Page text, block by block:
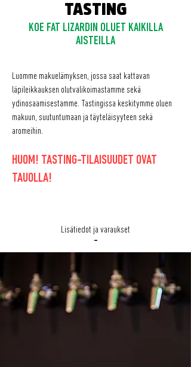
TASTING
KOE FAT LIZARDIN OLUET KAIKILLA
AISTEILLA
Luomme makuelämyksen, jossa saat kattavan
läpileikkauksen olutvalikoimastamme sekä
ydinosaamisestamme. Tastingissa keskitymme oluen
makuun, suutuntumaan ja täyteläisyyteen sekä
aromeihin.
HUOM! TASTING-TILAISUUDET OVAT
TAUOLLA!
Lisätiedot ja varaukset
-